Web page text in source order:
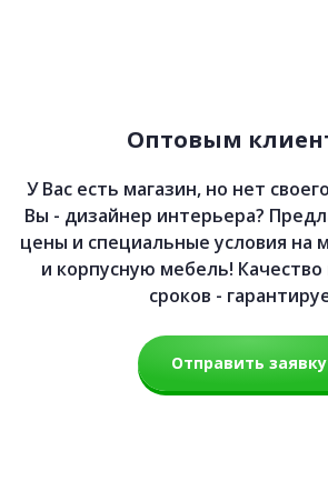
Оптовым
У Вас есть магазин, но нет
Вы - дизайнер интерьера?
цены и специальные условия на
и корпусную мебель!
сроков -
Отправить заявку